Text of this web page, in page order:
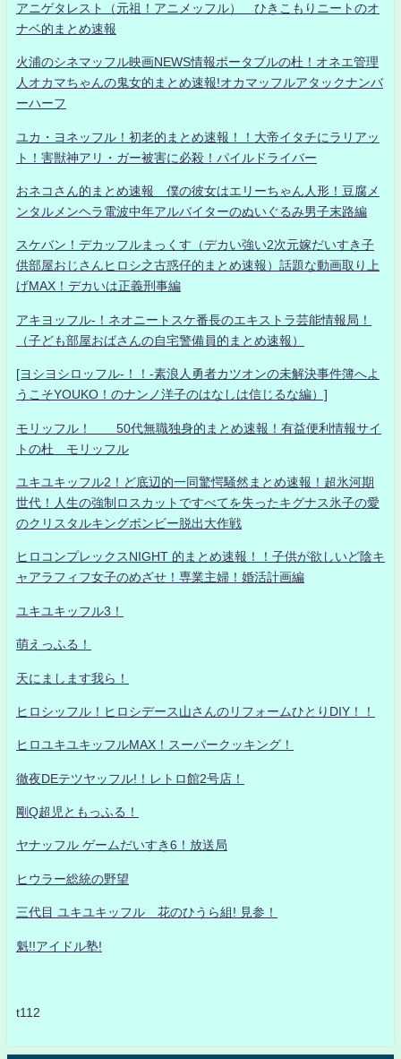
アニゲタレスト（元祖！アニメッフル） ひきこもりニートのオ
ナベ的まとめ速報
火浦のシネマッフル映画NEWS情報ポータブルの杜！オネエ管理
人オカマちゃんの鬼女的まとめ速報!オカマッフルアタックナンバ
ーハーフ
ユカ・ヨネッフル！初老的まとめ速報！！大帝イタチにラリアッ
ト！害獣神アリ・ガー被害に必殺！パイルドライバー
おネコさん的まとめ速報 僕の彼女はエリーちゃん人形！豆腐メ
ンタルメンヘラ電波中年アルバイターのぬいぐるみ男子末路編
スケバン！デカッフルまっくす（デカい強い2次元嫁だいすき子
供部屋おじさんヒロシ之古惑仔的まとめ速報）話題な動画取り上
げMAX！デカいは正義刑事編
アキヨッフル-！ネオニートスケ番長のエキストラ芸能情報局！
（子ども部屋おばさんの自宅警備員的まとめ速報）
[ヨシヨシロッフル-！！-素浪人勇者カツオンの未解決事件簿へよ
うこそYOUKO！のナンノ洋子のはなしは信じるな編）]
モリッフル！ 50代無職独身的まとめ速報！有益便利情報サイ
トの杜 モリッフル
ユキユキッフル2！ど底辺的一同驚愕騒然まとめ速報！超氷河期
世代！人生の強制ロスカットですべてを失ったキグナス氷子の愛
のクリスタルキングボンビー脱出大作戦
ヒロコンプレックスNIGHT 的まとめ速報！！子供が欲しいど陰キ
ャアラフィフ女子のめざせ！専業主婦！婚活計画編
ユキユキッフル3！
萌えっふる！
天にまします我ら！
ヒロシッフル！ヒロシデース山さんのリフォームひとりDIY！！
ヒロユキユキッフルMAX！スーパークッキング！
徹夜DEテツヤッフル!！レトロ館2号店！
剛Q超児ともっふる！
ヤナッフル ゲームだいすき6！放送局
ヒウラー総統の野望
三代目 ユキユキッフル 花のひうら組! 見参！
魁!!アイドル塾!
t112